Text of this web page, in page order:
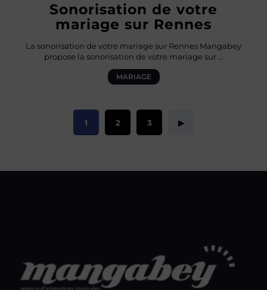
Sonorisation de votre
mariage sur Rennes
La sonorisation de votre mariage sur Rennes Mangabey
propose la sonorisation de votre mariage sur
MARIAGE
1 2 3 ▶